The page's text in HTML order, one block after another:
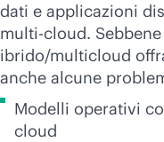
dati e applicazioni
multi-cloud.
ibrido/multicloud
anche alcune
Modelli operativi
cloud